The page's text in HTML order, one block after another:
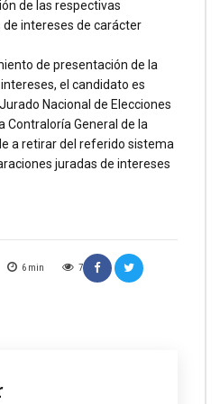
6 min 7
de las respectivas
intereses de carácter
de presentación de la
el candidato es
Nacional de Elecciones
Contraloría General de la
a retirar del referido sistema
juradas de intereses